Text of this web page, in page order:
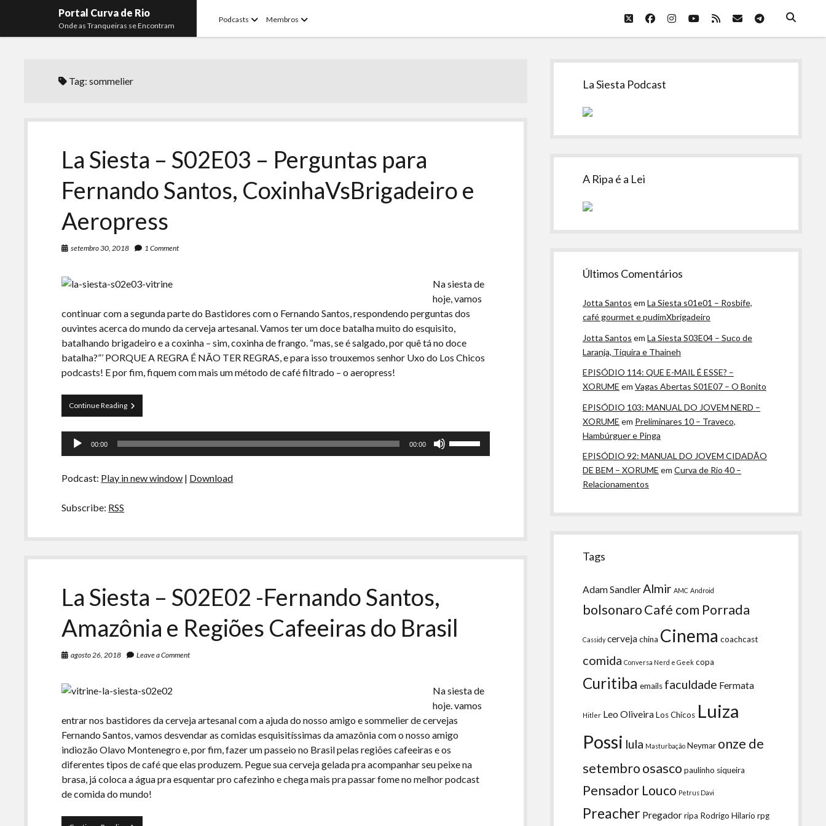
Portal Curva de Rio
Onde as Tranqueiras se Encontram
Podcasts openMembros open
twitterfacebookinstagram
youtube
rss emailtelegram
Tag:sommelier
La Siesta – S02E03 – Perguntas para
Fernando Santos, CoxinhaVsBrigadeiro e
Aeropress
setembro 30, 2018 1 Comment
Na siesta de
hoje, vamos
continuar com a segunda parte do Bastidores com o Fernando Santos, respondendo perguntas dos
ouvintes acerca do mundo da cerveja artesanal. Vamos ter um doce batalha muito do esquisito,
batalhando brigadeiro e a coxinha – sim, coxinha de frango. “mas, se é salgado, por quê tá no doce
batalha?”’ PORQUE A REGRA É NÃO TER REGRAS, e para isso trouxemos senhor Uxo do Los Chicos
podcasts! E por fim, fiquem com mais um método de café filtrado – o aeropress!
Continue ReadingLa
Siesta
–
Fernando
Tocador
00:00 00:00
Podcast: Play in new window | Download
Subscribe: RSS
La Siesta – S02E02 -Fernando Santos,
Amazônia e Regiões Cafeeiras do Brasil
agosto 26, 2018 Leave a Comment
Na siesta de
hoje. vamos
entrar nos bastidores da cerveja artesanal com a ajuda do nosso amigo e sommelier de cervejas
Fernando Santos, vamos desvendar as comidas esquisitíssimas da amazônia com o nosso amigo
indiozão Olavo Montenegro e, por fim, fazer um passeio no Brasil pelas regiões cafeeiras e os
diferentes tipos de café que elas produzem. Pegue sua cerveja gelada pra acompanhar seu peixe na
brasa, já coloca a água pra esquentar pro cafezinho e chega mais pra passar fome no melhor podcast
de comida do mundo!
Sidebar
La Siesta Podcast
A Ripa é a Lei
Últimos Comentários
Jotta Santos emLa Siesta s01e01 – Rosbife,
café gourmet e pudimXbrigadeiro
Jotta Santos emLa Siesta S03E04 – Suco de
Laranja, Tiquira e Thaineh
EPISÓDIO 114: QUE E-MAIL É ESSE? –
XORUME emVagas Abertas S01E07 – O Bonito
EPISÓDIO 103: MANUAL DO JOVEM NERD –
XORUME em Preliminares 10 – Traveco,
Hambúrguer e Pinga
EPISÓDIO 92: MANUAL DO JOVEM CIDADÃO
DE BEM – XORUME emCurva de Rio 40 –
Relacionamentos
Tags
Adam Sandler Almir AMC Android
bolsonaroCafé com Porrada
Cassidy cervejachina Cinema coachcast
comida Conversa Nerd e Geek copa
Curitiba emails faculdade Fermata
Hitler Leo OliveiraLos Chicos Luiza
Possi lula Masturbação Neymar onze de
setembroosasco paulinho siqueira
Pensador Louco Petrus Davi
Preacher Pregadorripa Rodrigo Hilario rpg